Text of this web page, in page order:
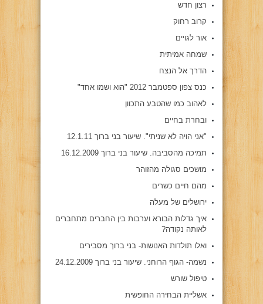
רצון חדש
קרוב רחוק
אור לגויים
שמחה אמיתית
הדרך אל הנצח
כנס צפון ספטמבר 2012 "הוא ושמו אחד"
לאהוב כמו שהטבע התכוון
ובחרת בחיים
"אני הויה לא שניתי". שיעור בני ברוך 12.1.11
תמיכה מהסביבה. שיעור בני ברוך 16.12.2009
מושכים סגולה מהזוהר
מהם חיים כשרים
ירושלים של מעלה
איך גדלות הבורא וערבות בין החברים מתחברים
לאותה נקודה?
ואלו תולדות האנושות- בני ברוך מסבירים
נשמה- הגוף הרוחני. שיעור בני ברוך 24.12.2009
טיפול שורש
אשליית הבחירה החופשית